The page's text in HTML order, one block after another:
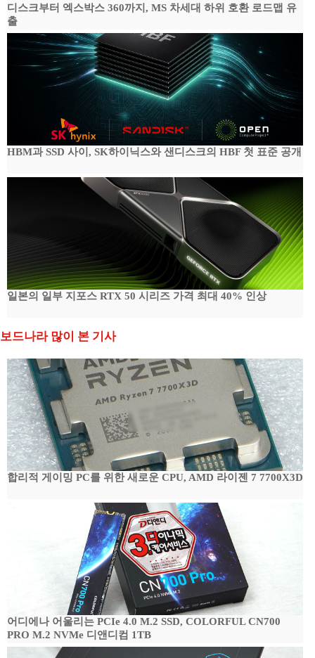
디스크부터 엑스박스 360까지, MS 차세대 하위 호환 로드맵 유
출
HBM과 SSD 사이, SK하이닉스와 샌디스크의 HBF 첫 표준 공개
일본의 일부 지포스 RTX 50 시리즈 가격 최대 40% 인상
보드나라 많이 본 기사
합리적 게이밍 PC를 위한 새로운 CPU, AMD 라이젠 7 7700X3D
어디에나 어울리는 PCIe 4.0 M.2 SSD, COLORFUL CN700
PRO M.2 NVMe 디앤디컴 1TB